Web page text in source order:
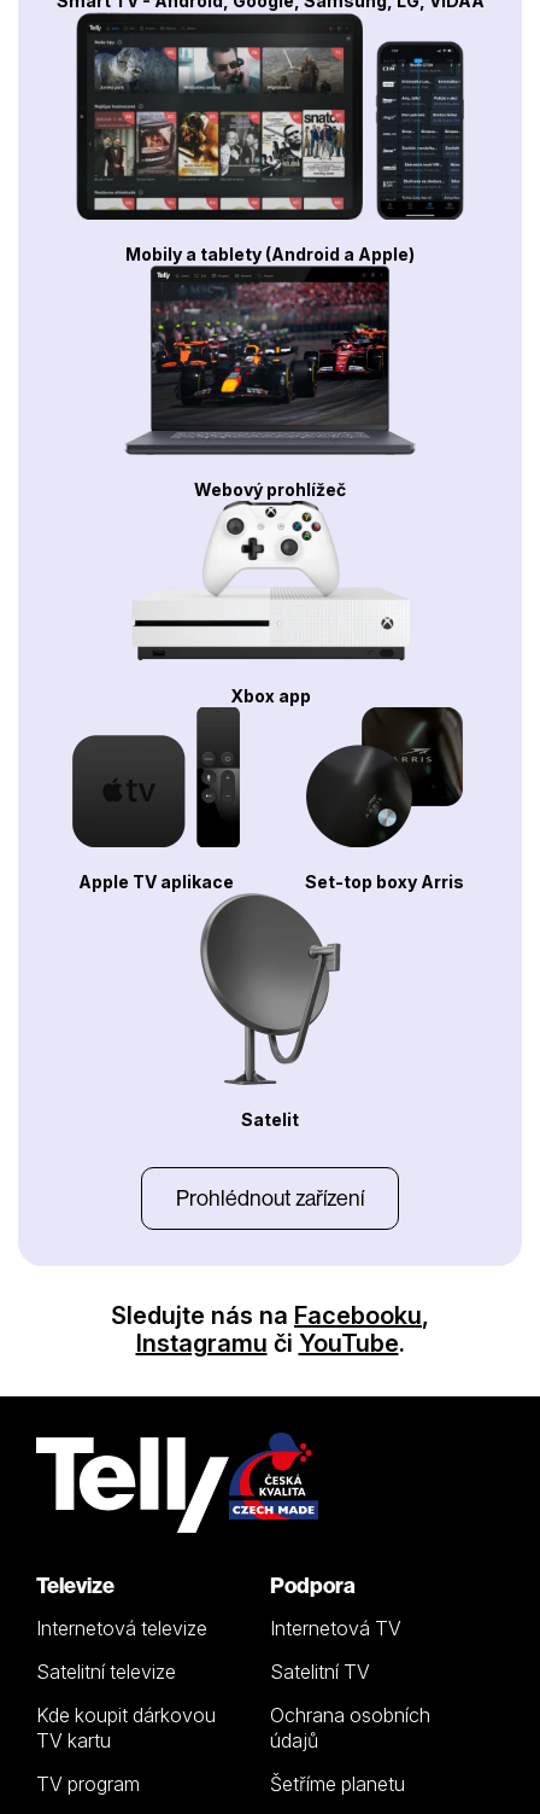
Mobily a tablety (Android a Apple)
Webový prohlížeč
Xbox app
Apple TV aplikace Set-top boxy Arris
Satelit
Prohlédnout zařízení
Sledujte nás na Facebooku,
Instagramu či YouTube.
Televize
Internetová televize
Satelitní televize
Kde koupit dárkovou
TV kartu
TV program
Podpora
Internetová TV
Satelitní TV
Ochrana osobních
údajů
Šetříme planetu